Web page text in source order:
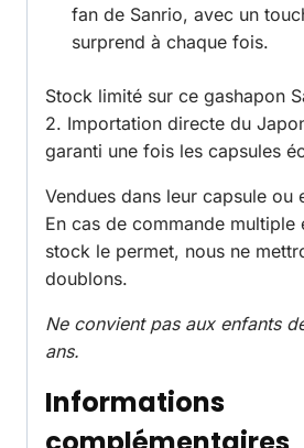
fan de Sanrio, avec un
surprend à chaque fois.
Stock limité sur ce gashapon
2. Importation directe du
garanti une fois les capsules
Vendues dans leur capsule ou
En cas de commande multiple
stock le permet, nous ne
doublons.
Ne convient pas aux enfants
ans.
Informations